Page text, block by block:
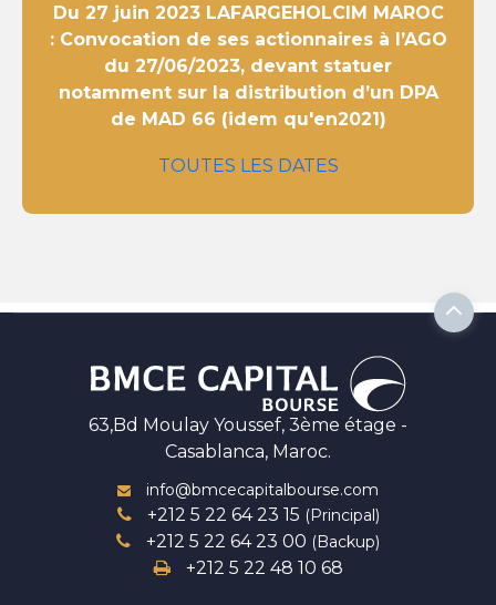
Du 27 juin 2023LAFARGEHOLCIM MAROC
: Convocation de ses actionnaires à l’AGO
du 27/06/2023, devant statuer
notamment sur la distribution d’un DPA
de MAD 66 (idem qu'en2021)
TOUTES LES DATES
63,Bd Moulay Youssef, 3ème étage -
Casablanca, Maroc.
info@bmcecapitalbourse.com
+212 5 22 64 23 15 (Principal)
+212 5 22 64 23 00 (Backup)
+212 5 22 48 10 68